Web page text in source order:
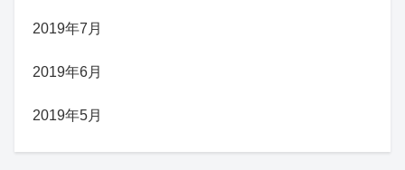
2019年7月
2019年6月
2019年5月